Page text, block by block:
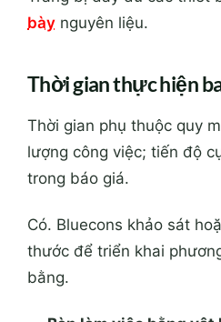
bày nguyên liệu.
Thời gian thực hiện
Thời gian phụ thuộc quy
lượng công việc; tiến độ
trong báo giá.
Có. Bluecons khảo sát
thước để triển khai
bằng.